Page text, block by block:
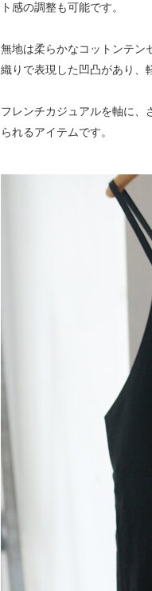
ト感の調整も可能です。
無地は柔らかなコットンテン
織りで表現した凹凸があり、
フレンチカジュアルを軸に、
られるアイテムです。